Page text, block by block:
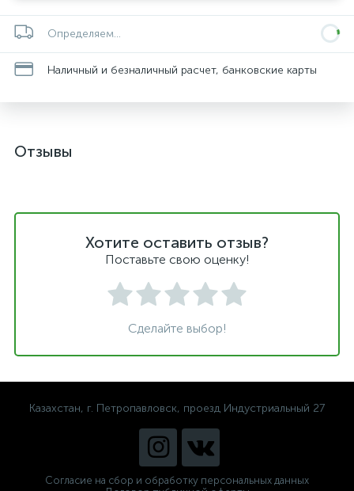
Определяем...
Наличный и безналичный расчет, банковские карты
Отзывы
Хотите оставить отзыв?
Поставьте свою оценку!
Сделайте выбор!
Казахстан, г. Петропавловск, проезд Индустриальный 27
Согласие на сбор и обработку персональных данных